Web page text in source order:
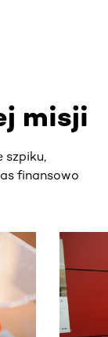
misji
szpiku,
finansowo
Użyj